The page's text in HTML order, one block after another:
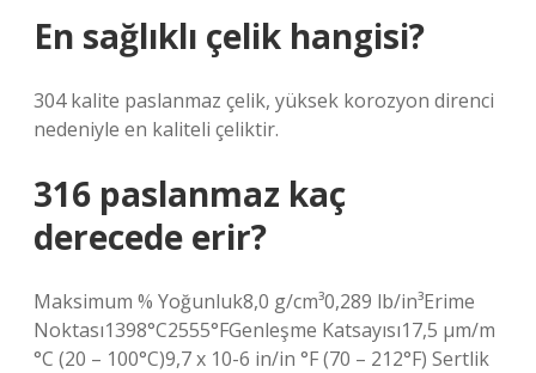
En sağlıklı çelik hangisi?
304 kalite paslanmaz çelik, yüksek korozyon direnci
nedeniyle en kaliteli çeliktir.
316 paslanmaz kaç
derecede erir?
Maksimum % Yoğunluk8,0 g/cm³0,289 lb/in³Erime
Noktası1398°C2555°FGenleşme Katsayısı17,5 μm/m
°C (20 – 100°C)9,7 x 10-6 in/in °F (70 – 212°F) Sertlik